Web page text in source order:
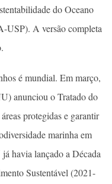
do Oceano
USP). A versão completa
é mundial. Em março,
anunciou o Tratado do
protegidas e garantir
marinha em
havia lançado a Década
Sustentável (2021-